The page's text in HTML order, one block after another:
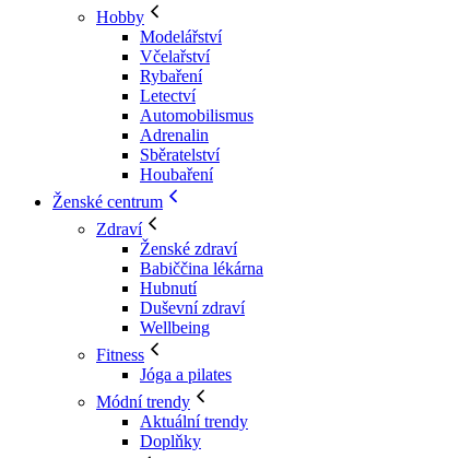
Hobby
Modelářství
Včelařství
Rybaření
Letectví
Automobilismus
Adrenalin
Sběratelství
Houbaření
Ženské centrum
Zdraví
Ženské zdraví
Babiččina lékárna
Hubnutí
Duševní zdraví
Wellbeing
Fitness
Jóga a pilates
Módní trendy
Aktuální trendy
Doplňky